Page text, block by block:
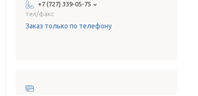
+7 (727) 339-05-75
тел/факс
Заказ только по телефону